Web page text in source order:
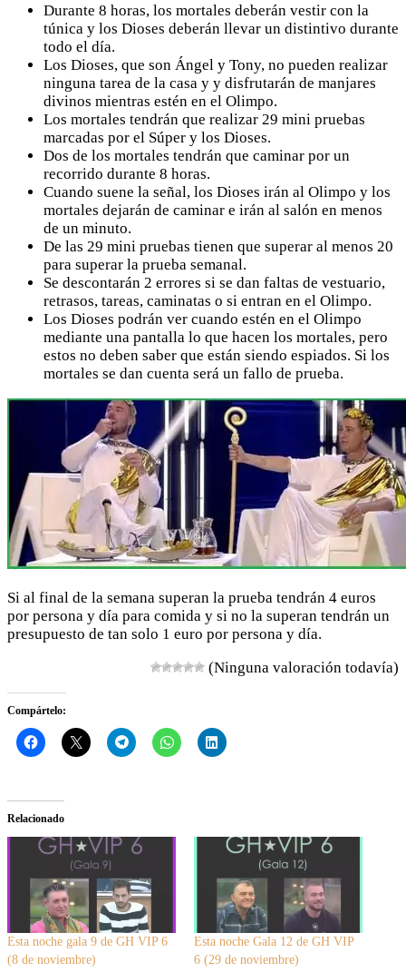
Durante 8 horas, los mortales deberán vestir con la
túnica y los Dioses deberán llevar un distintivo durante
todo el día.
Los Dioses, que son Ángel y Tony, no pueden realizar
ninguna tarea de la casa y y disfrutarán de manjares
divinos mientras estén en el Olimpo.
Los mortales tendrán que realizar 29 mini pruebas
marcadas por el Súper y los Dioses.
Dos de los mortales tendrán que caminar por un
recorrido durante 8 horas.
Cuando suene la señal, los Dioses irán al Olimpo y los
mortales dejarán de caminar e irán al salón en menos
de un minuto.
De las 29 mini pruebas tienen que superar al menos 20
para superar la prueba semanal.
Se descontarán 2 errores si se dan faltas de vestuario,
retrasos, tareas, caminatas o si entran en el Olimpo.
Los Dioses podrán ver cuando estén en el Olimpo
mediante una pantalla lo que hacen los mortales, pero
estos no deben saber que están siendo espiados. Si los
mortales se dan cuenta será un fallo de prueba.
Si al final de la semana superan la prueba tendrán 4 euros
por persona y día para comida y si no la superan tendrán un
presupuesto de tan solo 1 euro por persona y día.
(Ninguna valoración todavía)
Compártelo:
Relacionado
Esta noche gala 9 de GH VIP 6
(8 de noviembre)
Esta noche Gala 12 de GH VIP
6 (29 de noviembre)